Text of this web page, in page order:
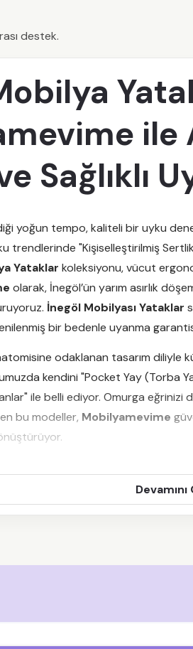
destek.
ile
Sağlıklı
yoğun tempo, kaliteli bir uyku
trendlerinde "Kişiselleştirilmiş
Yataklar koleksiyonu, vücut
olarak, İnegöl’ün yarım asırlık
İnegöl Mobilyası Yataklar
bir bedenle uyanma
odaklanan tasarım
kendini "Pocket Yay (Torba
ile belli ediyor. Omurga eğrinizi
bu modeller, Mobilyamevime
Mobilyası
Devamını